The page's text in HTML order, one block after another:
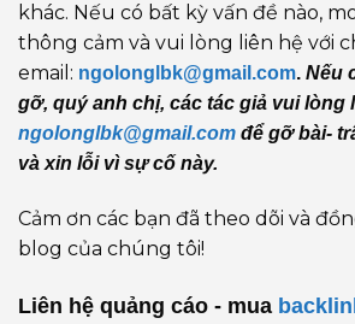
khác. Nếu có bất kỳ vấn đề nào,
thông cảm và vui lòng liên hệ với
email: ngolonglbk@gmail.com. Nếu
gỡ, quý anh chị, các tác giả vui lòng
ngolonglbk@gmail.com để gỡ bài-
và xin lỗi vì sự cố này.
Cảm ơn các bạn đã theo dõi và
blog của chúng tôi!
Liên hệ quảng cáo - mua